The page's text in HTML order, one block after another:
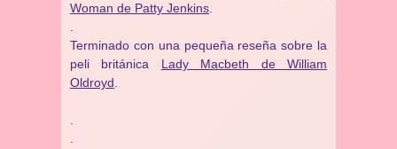
Woman de Patty Jenkins
Terminado con una pequeña reseña sobre la
peli británica Lady Macbeth de William
Oldroyd